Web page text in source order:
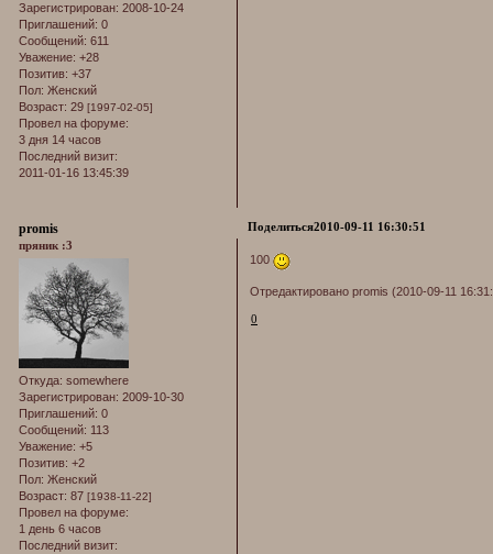
Зарегистрирован: 2008-10-24
Приглашений: 0
Сообщений: 611
Уважение: +28
Позитив: +37
Пол: Женский
Возраст: 29 [1997-02-05]
Провел на форуме:
3 дня 14 часов
Последний визит:
2011-01-16 13:45:39
Поделиться2010-09-11 16:30:51
promis
пряник :3
Откуда: somewhere
Зарегистрирован: 2009-10-30
Приглашений: 0
Сообщений: 113
Уважение: +5
Позитив: +2
Пол: Женский
Возраст: 87 [1938-11-22]
Провел на форуме:
1 день 6 часов
Последний визит:
100
Отредактировано promis (2010-09-11
0